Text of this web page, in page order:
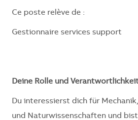
Ce poste relève de :
Gestionnaire services support
Deine Rolle und
Du interessierst dich für
und Naturwissenschaften und